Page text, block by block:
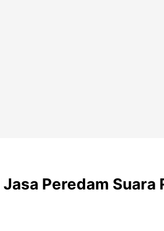
Peredam Suara